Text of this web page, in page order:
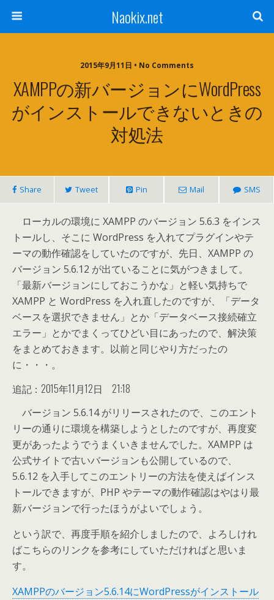
Naokix.net
2015年9月11日 • No Comments
XAMPPの新バージョンにWordPress
がインストールできないときの
対処法
Share Tweet Pin Mail SMS
ローカルの環境に XAMPP のバージョン 5.6.3 をインス
トールし、そこに WordPress を入れてプラグインやテ
ーマの動作確認をしていたのですが、先日、XAMPP の
バージョン 5.6.12 が出ていることに気がつきまして。
「最新バージョンにしておこうかな」と軽い気持ちで
XAMPP と WordPress を入れ直したのですが、「データ
ベースを選択できません」とか「データベース接続確立
エラー」とかでまくってひどい目にあったので、解決策
をまとめておきます。以前と同じやり方だったの
に・・・。
追記：2015年11月12日 21:18
バージョン 5.6.14 がリリースされたので、このエント
リーの通りに環境を構築しようとしたのですが、再度変
更があったようでうまくいきませんでした。XAMPP は
公式サイトで古いバージョンも公開しているので、
5.6.12 を入手してこのエントリーの方法を使えばインス
トールできますが、PHP やテーマの動作確認はやはり最
新バージョンで行ったほうがよいでしょう。
という訳で、再度手順を紹介しましたので、よろしけれ
ばこちらのリンクを参考にしていただければと思いま
す。
XAMPPのバージョン5.6.14にWordPressがインストール